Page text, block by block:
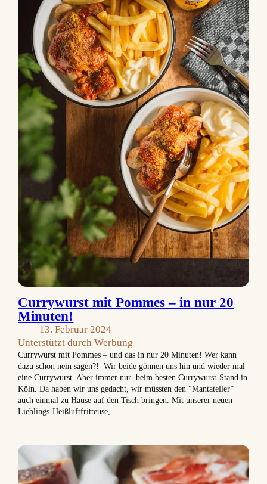
Currywurst mit Pommes – in nur 20
Minuten!
13. Februar 2024
Unterstützt durch Werbung
Currywurst mit Pommes – und das in nur 20 Minuten! Wer kann
dazu schon nein sagen?! Wir beide gönnen uns hin und wieder mal
eine Currywurst. Aber immer nur beim besten Currywurst-Stand in
Köln. Da haben wir uns gedacht, wir müssten den “Mantateller”
auch einmal zu Hause auf den Tisch bringen. Mit unserer neuen
Lieblings-Heißluftfritteuse,…